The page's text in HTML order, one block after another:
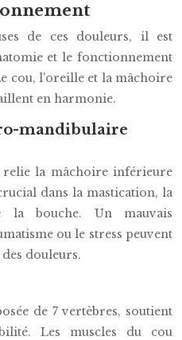
de ces douleurs, il est
et le fonctionnement
cou, l’oreille et la mâchoire
en harmonie.
mandibulaire
relie la mâchoire inférieure
dans la mastication, la
la bouche. Un mauvais
ou le stress peuvent
douleurs.
de 7 vertèbres, soutient
Les muscles du cou